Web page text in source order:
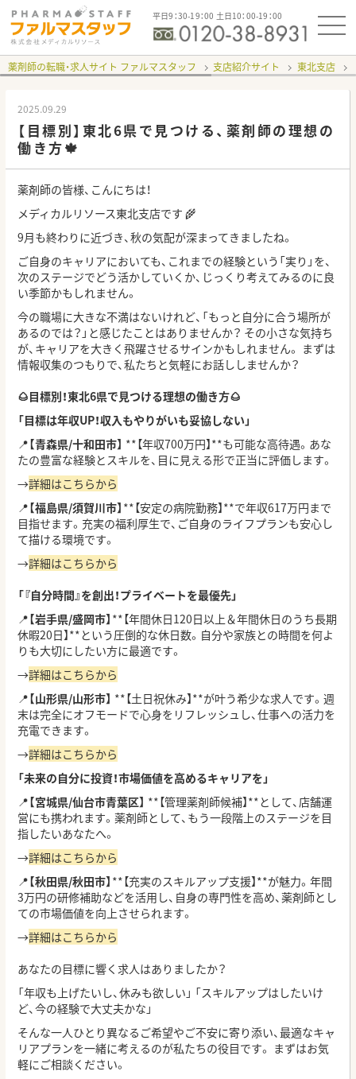
平日9：30-19：00 土日10：00-19：00
薬剤師の転職・求人サイト ファルマスタッフ 支店紹介サイト 東北支店
2025.09.29
【目標別】東北6県で見つける、薬剤師の理想の
働き方🍁
薬剤師の皆様、こんにちは！
メディカルリソース東北支店です 🌾
9月も終わりに近づき、秋の気配が深まってきましたね。
ご自身のキャリアにおいても、これまでの経験という「実り」を、
次のステージでどう活かしていくか、じっくり考えてみるのに良
い季節かもしれません。
今の職場に大きな不満はないけれど、「もっと自分に合う場所が
あるのでは？」と感じたことはありませんか？ その小さな気持ち
が、キャリアを大きく飛躍させるサインかもしれません。 まずは
情報収集のつもりで、私たちと気軽にお話ししませんか？
🌰目標別！東北6県で見つける理想の働き方🌰
「目標は年収UP！収入もやりがいも妥協しない」
📍【青森県/十和田市】 **【年収700万円】**も可能な高待遇。あな
たの豊富な経験とスキルを、目に見える形で正当に評価します。
→詳細はこちらから
📍【福島県/須賀川市】 **【安定の病院勤務】**で年収617万円まで
目指せます。充実の福利厚生で、ご自身のライフプランも安心し
て描ける環境です。
→詳細はこちらから
「『自分時間』を創出！プライベートを最優先」
📍【岩手県/盛岡市】 **【年間休日120日以上＆年間休日のうち長期
休暇20日】**という圧倒的な休日数。自分や家族との時間を何よ
りも大切にしたい方に最適です。
→詳細はこちらから
📍【山形県/山形市】 **【土日祝休み】**が叶う希少な求人です。週
末は完全にオフモードで心身をリフレッシュし、仕事への活力を
充電できます。
→詳細はこちらから
「未来の自分に投資！市場価値を高めるキャリアを」
📍【宮城県/仙台市青葉区】 **【管理薬剤師候補】**として、店舗運
営にも携われます。薬剤師として、もう一段階上のステージを目
指したいあなたへ。
→詳細はこちらから
📍【秋田県/秋田市】 **【充実のスキルアップ支援】**が魅力。年間
3万円の研修補助などを活用し、自身の専門性を高め、薬剤師とし
ての市場価値を向上させられます。
→詳細はこちらから
あなたの目標に響く求人はありましたか？
「年収も上げたいし、休みも欲しい」 「スキルアップはしたいけ
ど、今の経験で大丈夫かな」
そんな一人ひとり異なるご希望やご不安に寄り添い、最適なキャ
リアプランを一緒に考えるのが私たちの役目です。 まずはお気
軽にご相談ください。